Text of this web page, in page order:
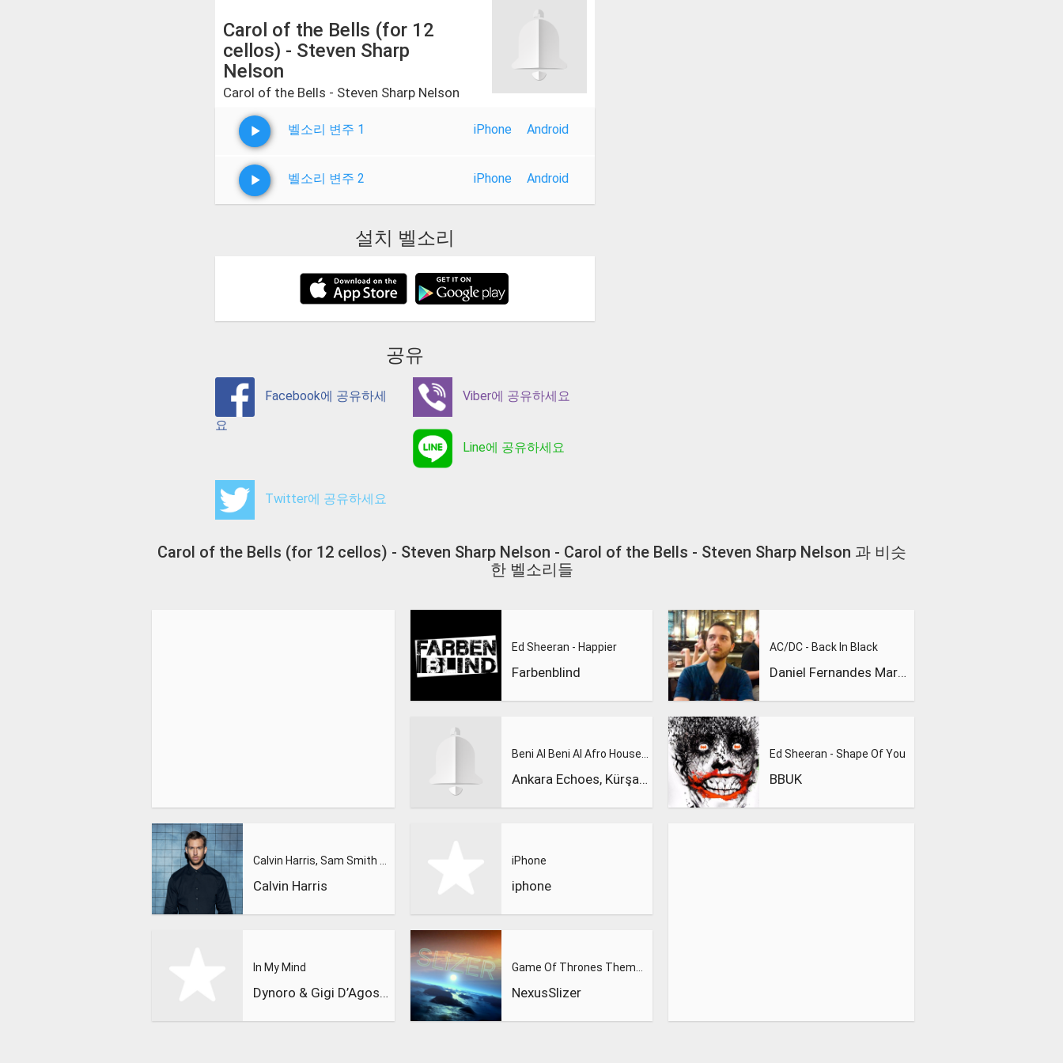
Carol of the Bells (for 12
cellos) - Steven Sharp
Nelson
Carol of the Bells - Steven Sharp Nelson
벨소리 변주 1 iPhone Android
벨소리 변주 2 iPhone Android
설치 벨소리
공유
Facebook에 공유하세
요
Viber에 공유하세요
Line에 공유하세요
Twitter에 공유하세요
Carol of the Bells (for 12 cellos) - Steven Sharp Nelson - Carol of the Bells - Steven Sharp Nelson 과 비슷
한 벨소리들
Calvin Harris
In My Mind
Dynoro & Gigi D’Agostino
Ed Sheeran - Happier
Farbenblind
Ankara Echoes, Kürşad Kahraman
iPhone
iphone
NexusSlizer
AC/DC - Back In Black
Daniel Fernandes Martins
Ed Sheeran - Shape Of You
BBUK